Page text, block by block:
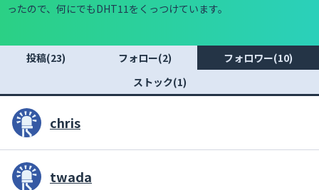
ったので、何にでもDHT11をくっつけています。
投稿(23) フォロー(2)
フォロワー(10)
ストック(1)
chris
twada